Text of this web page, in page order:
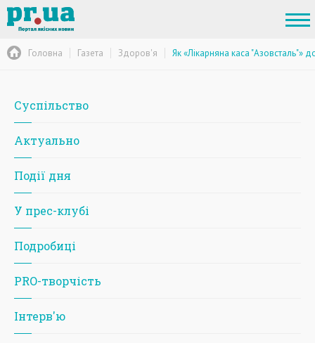
Головна Газета Здоров'я Як «Лікарняна каса "Азовсталь"»
Суспільство
Актуально
Події дня
У прес-клубі
Подробиці
PRO-творчість
Iнтерв'ю